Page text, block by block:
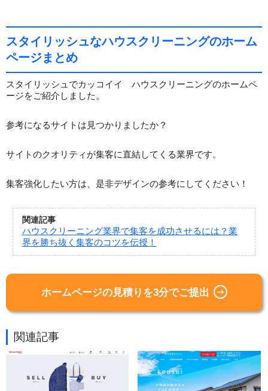
スタイリッシュなハウスクリーニングのホーム
ページまとめ
スタイリッシュでカッコイイ ハウスクリーニングのホームペ
ージをご紹介しました。
参考になるサイトは見つかりましたか？
サイトのクオリティが集客に直結してくる業界です。
集客強化したい方は、是非デザインの参考にしてください！
関連記事
ハウスクリーニング業界で集客を成功させるには？業
界を勝ち抜く集客のコツを伝授！
ホームページの見積りを3分でご提出
関連記事